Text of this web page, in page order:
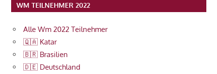
WM TEILNEHMER 2022
Alle Wm 2022 Teilnehmer
🇶🇦 Katar
🇧🇷 Brasilien
🇩🇪 Deutschland